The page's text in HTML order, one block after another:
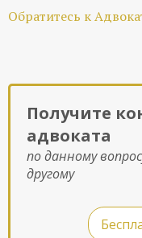
Обратитесь к
Получите
адвоката
по данному
другому